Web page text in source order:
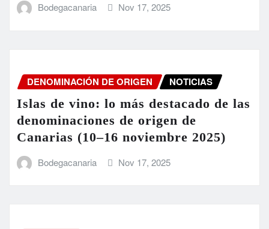
Bodegacanaria Nov 17, 2025
DENOMINACIÓN DE ORIGEN NOTICIAS
Islas de vino: lo más destacado de las
denominaciones de origen de
Canarias (10–16 noviembre 2025)
Bodegacanaria Nov 17, 2025